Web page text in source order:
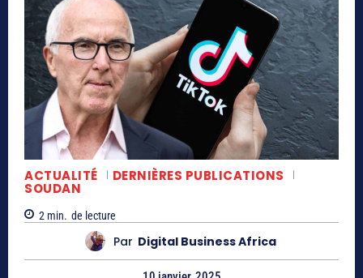
ACTUALITÉ DERNIÈRES PUBLICATIONS
SOUDAN
2 min. de lecture
Par Digital Business Africa